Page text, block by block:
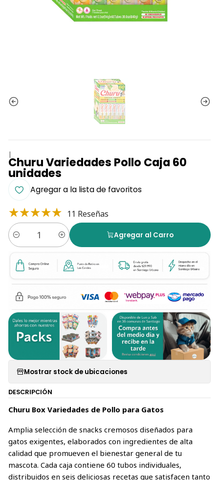
|
Churu Variedades Pollo Caja 60
unidades
Agregar a la lista de favoritos
11 Reseñas
Cantidad
Agregar al Carro
Mostrar stock de ubicaciones
DESCRIPCIÓN
Churu Box Variedades de Pollo para Gatos
Amplia selección de snacks cremosos diseñados para
gatos exigentes, elaborados con ingredientes de alta
calidad que promueven el bienestar general de tu
mascota. Cada caja contiene 60 tubos individuales,
distribuidos en seis deliciosas recetas que satisfacen tanto